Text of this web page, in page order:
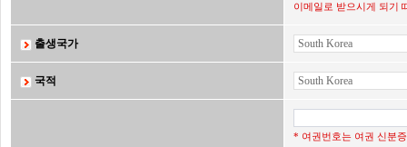
이메일로 받으시게 되기
출생국가
국적
* 여권번호는 여권 신분